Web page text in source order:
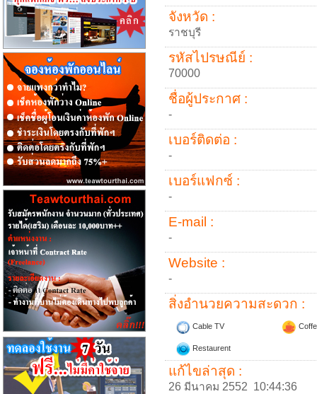
จังหวัด :
ราชบุรี
รหัสไปรษณีย์ :
70000
ชื่อผู้ประกาศ :
-
เบอร์ติดต่อ :
-
เบอร์แฟกซ์ :
-
E-mail :
-
Website :
-
สิ่งอำนวยความสะดวก :
Cable TV
Restaurent
แก้ไขล่าสุด :
26 มีนาคม 2552 10:44:36